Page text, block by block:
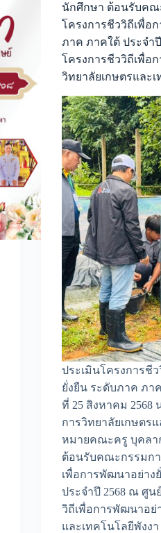
นักศึกษา ต้อนรับคณ
โครงการชีววิถีเพื่อ
ภาค ภาคใต้ ประจำ
โครงการชีววิถีเพื่อ
วิทยาลัยเกษตรและ
ประเมินโครงการชี
ยั่งยืน ระดับภาค ภา
ที่ 25 สิงหาคม 2568
การวิทยาลัยเกษตร
หมายคณะครู บุคลา
ต้อนรับคณะกรรมกา
เพื่อการพัฒนาอย่าง
ประจำปี 2568 ณ ศูน
วิถีเพื่อการพัฒนาอย่
และเทคโนโลยีพังงา